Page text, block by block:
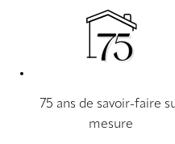
75 ans de savoir-faire
mesure